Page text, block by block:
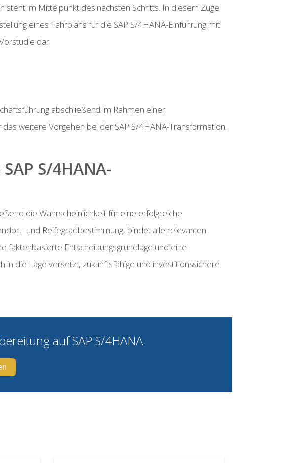
steht im Mittelpunkt des nächsten Schritts. In diesem Zuge
eines Fahrplans für die SAP S/4HANA-Einführung mit
dar.
abschließend im Rahmen einer
weitere Vorgehen bei der SAP S/4HANA-Transformation.
S/4HANA-
die Wahrscheinlichkeit für eine erfolgreiche
und Reifegradbestimmung, bindet alle relevanten
faktenbasierte Entscheidungsgrundlage und eine
die Lage versetzt, zukunftsfähige und investitionssichere
auf SAP S/4HANA